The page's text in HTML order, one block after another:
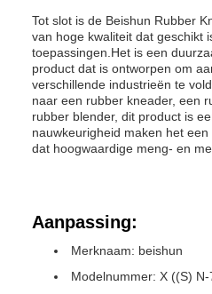
Tot slot is de Beishun Rubber
van hoge kwaliteit dat geschikt
toepassingen.Het is een
product dat is ontworpen om
verschillende industrieën te
naar een rubber kneader, een
rubber blender, dit product is
nauwkeurigheid maken het
dat hoogwaardige meng- en
Aanpassing:
Merknaam: beishun
Modelnummer: X ((S)